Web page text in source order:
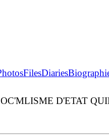
FilesDiaries
D'ETAT